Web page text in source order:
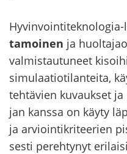
ta­moi­nen ja
val­mis­tau­tu­neet
si­mu­laa­tio­ti­lan­tei­ta,
teh­tä­vien ku­vauk­set
jan kans­sa on käyty
ja ar­vioin­ti­kri­tee­rien
ses­ti pe­reh­ty­nyt